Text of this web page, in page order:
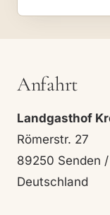
Anfahrt
Landgasthof
Römerstr. 27
89250 Senden
Deutschland